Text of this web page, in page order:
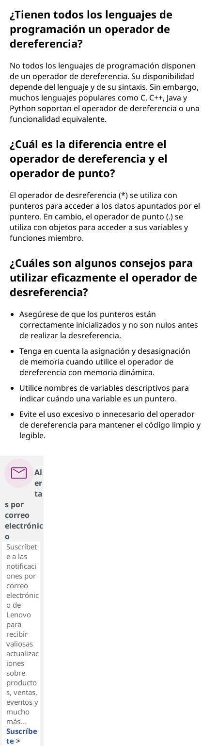
¿Tienen todos los lenguajes de
programación un operador de
dereferencia?
No todos los lenguajes de programación disponen
de un operador de dereferencia. Su disponibilidad
depende del lenguaje y de su sintaxis. Sin embargo,
muchos lenguajes populares como C, C++, Java y
Python soportan el operador de dereferencia o una
funcionalidad equivalente.
¿Cuál es la diferencia entre el
operador de dereferencia y el
operador de punto?
El operador de desreferencia (*) se utiliza con
punteros para acceder a los datos apuntados por el
puntero. En cambio, el operador de punto (.) se
utiliza con objetos para acceder a sus variables y
funciones miembro.
¿Cuáles son algunos consejos para
utilizar eficazmente el operador de
desreferencia?
Asegúrese de que los punteros están
correctamente inicializados y no son nulos antes
de realizar la desreferencia.
Tenga en cuenta la asignación y desasignación
de memoria cuando utilice el operador de
dereferencia con memoria dinámica.
Utilice nombres de variables descriptivos para
indicar cuándo una variable es un puntero.
Evite el uso excesivo o innecesario del operador
de dereferencia para mantener el código limpio y
legible.
Al
er
ta
s por
correo
electrónic
o
Suscríbet
e a las
notificaci
ones por
correo
electrónic
o de
Lenovo
para
recibir
valiosas
actualizac
iones
sobre
producto
s, ventas,
eventos y
mucho
más...
Suscríbe
te >